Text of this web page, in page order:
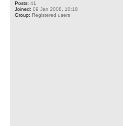
Posts: 41
Joined: 09 Jan 2008, 10:18
Group: Registered users